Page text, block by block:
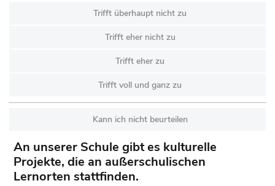
Trifft überhaupt nicht zu
Trifft eher nicht zu
Trifft eher zu
Trifft voll und ganz zu
Kann ich nicht beurteilen
An unserer Schule gibt es kulturelle
Projekte, die an außerschulischen
Lernorten stattfinden.